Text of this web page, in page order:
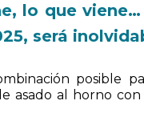
lo que
será
posible
asado al horno